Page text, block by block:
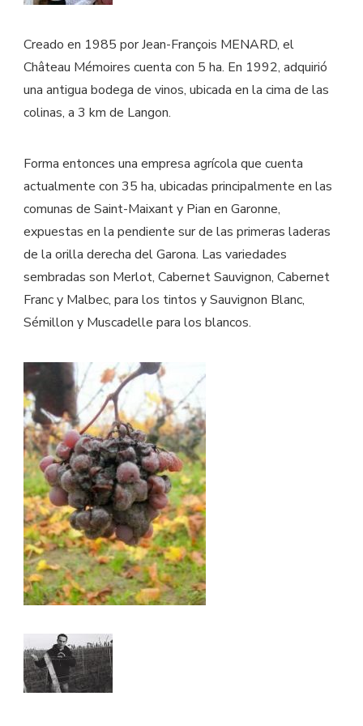
Creado en 1985 por Jean-François MENARD, el
Château Mémoires cuenta con 5 ha. En 1992, adquirió
una antigua bodega de vinos, ubicada en la cima de las
colinas, a 3 km de Langon.
Forma entonces una empresa agrícola que cuenta
actualmente con 35 ha, ubicadas principalmente en las
comunas de Saint-Maixant y Pian en Garonne,
expuestas en la pendiente sur de las primeras laderas
de la orilla derecha del Garona. Las variedades
sembradas son Merlot, Cabernet Sauvignon, Cabernet
Franc y Malbec, para los tintos y Sauvignon Blanc,
Sémillon y Muscadelle para los blancos.